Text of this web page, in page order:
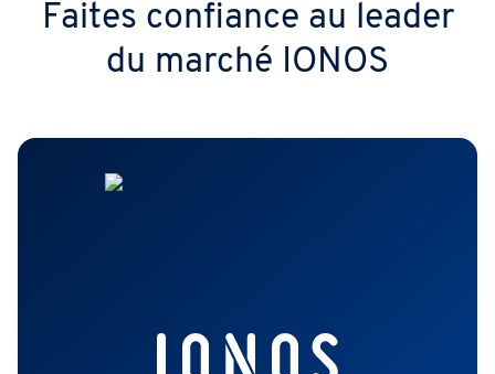
Faites confiance au leader
du marché IONOS